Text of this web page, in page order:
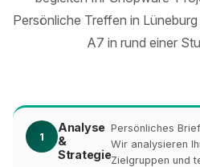
Persönliche Treffen in
A7 in rund einer
1
Analyse
&
Strategie
Persönliches
Wir analysieren
Zielgruppen und